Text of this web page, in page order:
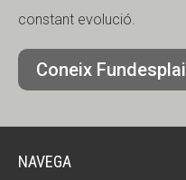
constant evolució.
Coneix Fundesplai
NAVEGA